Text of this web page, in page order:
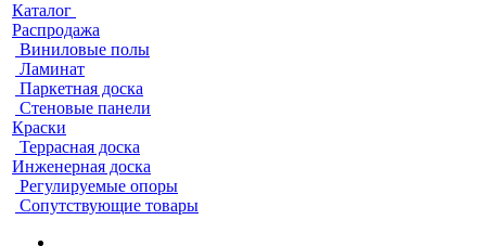
Каталог
Распродажа
Виниловые полы
Ламинат
Паркетная доска
Стеновые панели
Краски
Террасная доска
Инженерная доска
Регулируемые опоры
Сопутствующие товары